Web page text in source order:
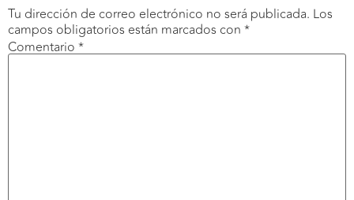
Tu dirección de correo electrónico no será publicada. Los
campos obligatorios están marcados con *
Comentario *